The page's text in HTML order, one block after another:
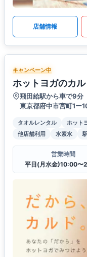
店舗情報
キャンペーン中
ホットヨガのカ
飛田給駅から車で9分
東京都府中市宮町1ー
タオルレンタル ホット
他店舗利用
水素水
営業時間
平日(月水金)10:00〜